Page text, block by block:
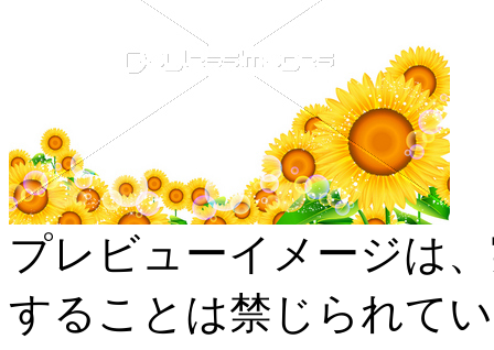
プレビューイメージは
することは禁じられて